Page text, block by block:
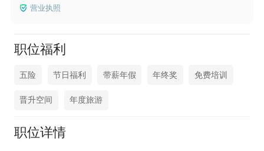
营业执照
职位福利
五险 节日福利 带薪年假 年终奖 免费培训
晋升空间 年度旅游
职位详情